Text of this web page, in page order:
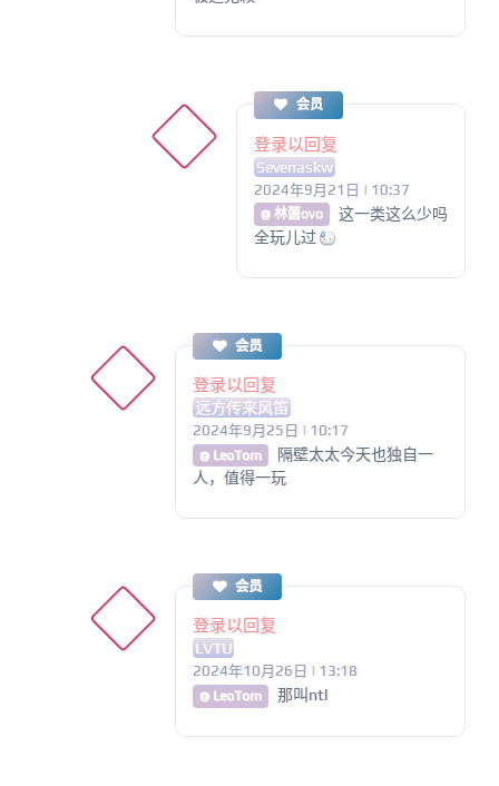
会员
登录以回复
Sevenaskw
2024年9月21日 | 10:37
@ 林菌ovo
这一类这么少吗
全玩儿过
会员
登录以回复
远方传来风笛
2024年9月25日 | 10:17
@ LeoTom
隔壁太太今天也独自一
人，值得一玩
会员
登录以回复
LVTU
2024年10月26日 | 13:18
@ LeoTom 那叫ntl